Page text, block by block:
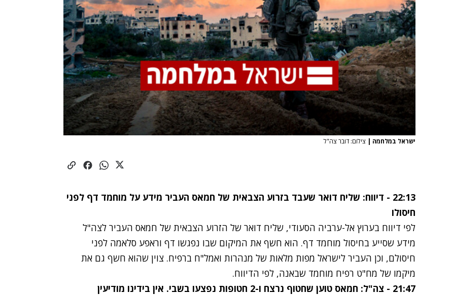
ישראל במלחמה | צילום: דובר צה"ל
22:13 - דיווח: שליח דואר שעבד בזרוע הצבאית של חמאס העביר מידע על מוחמד דף לפני
חיסולו
לפי דיווח בערוץ אל-ערביה הסעודי, שליח דואר של הזרוע הצבאית של חמאס העביר לצה"ל
מידע שסייע בחיסול מוחמד דף. הוא חשף את המיקום שבו נפגשו דף וראפע סלאמה לפני
חיסולם, וכן העביר לישראל מפות מלאות של מנהרות ואמל"ח ברפיח. צוין שהוא חשף גם את
מיקמו של מח"ט רפיח מוחמד שבאנה, לפי הדיווח.
21:47 - צה"ל: חמאס טוען שחטוף נרצח ו-2 חטופות נפצעו בשבי. אין בידינו מודיעין